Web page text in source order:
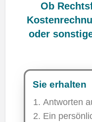
Ob
oder
Sie erhalten
Antworten
Ein